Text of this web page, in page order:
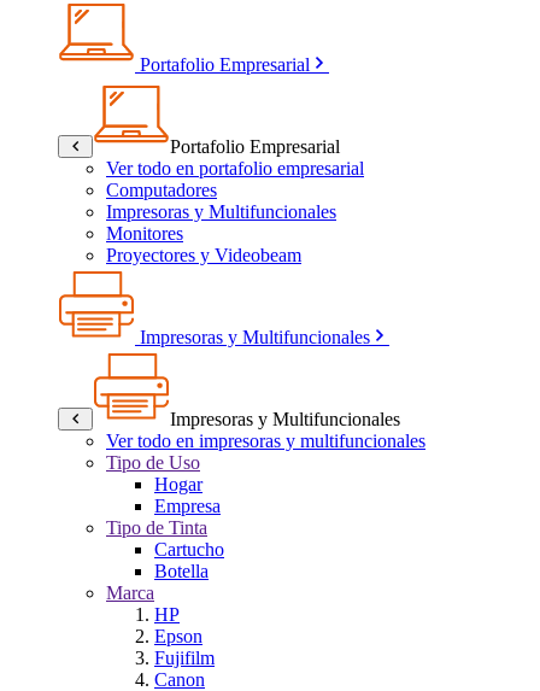
Portafolio Empresarial
Portafolio Empresarial
Ver todo en portafolio empresarial
Computadores
Impresoras y Multifuncionales
Monitores
Proyectores y Videobeam
Impresoras y Multifuncionales
Impresoras y Multifuncionales
Ver todo en impresoras y multifuncionales
Tipo de Uso
Hogar
Empresa
Tipo de Tinta
Cartucho
Botella
Marca
HP
Epson
Fujifilm
Canon